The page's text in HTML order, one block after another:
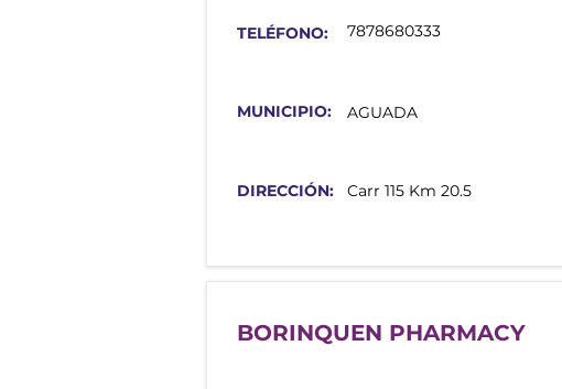
TELÉFONO: 7878680333
AGUADA
MUNICIPIO:
DIRECCIÓN: Carr 115 Km 20.5
BORINQUEN PHARMACY